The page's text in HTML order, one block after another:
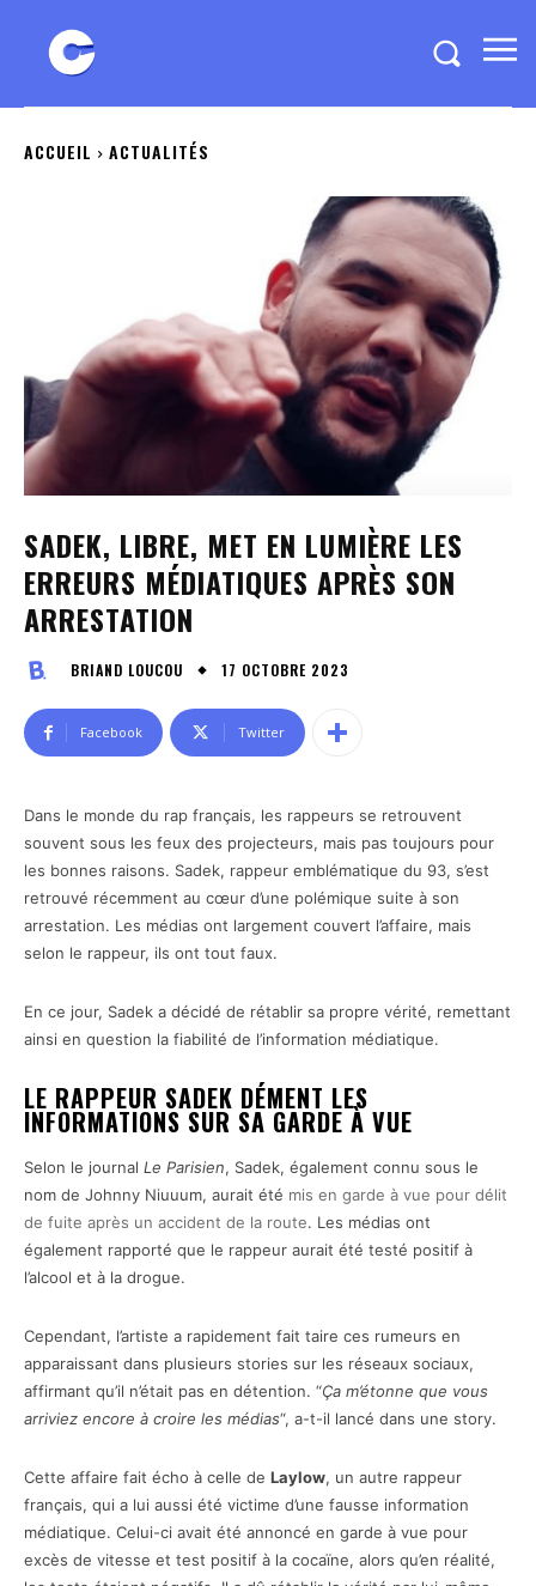
ACCUEIL ACTUALITÉS
SADEK, LIBRE, MET EN LUMIÈRE LES
ERREURS MÉDIATIQUES APRÈS SON
ARRESTATION
BRIAND LOUCOU 17 OCTOBRE 2023
Facebook Twitter
Dans le monde du rap français, les rappeurs se retrouvent
souvent sous les feux des projecteurs, mais pas toujours pour
les bonnes raisons. Sadek, rappeur emblématique du 93, s’est
retrouvé récemment au cœur d’une polémique suite à son
arrestation. Les médias ont largement couvert l’affaire, mais
selon le rappeur, ils ont tout faux.
En ce jour, Sadek a décidé de rétablir sa propre vérité, remettant
ainsi en question la fiabilité de l’information médiatique.
LE RAPPEUR SADEK DÉMENT LES
INFORMATIONS SUR SA GARDE À VUE
Selon le journal Le Parisien, Sadek, également connu sous le
nom de Johnny Niuuum, aurait été mis en garde à vue pour délit
de fuite après un accident de la route. Les médias ont
également rapporté que le rappeur aurait été testé positif à
l’alcool et à la drogue.
Cependant, l’artiste a rapidement fait taire ces rumeurs en
apparaissant dans plusieurs stories sur les réseaux sociaux,
affirmant qu’il n’était pas en détention. “Ça m’étonne que vous
arriviez encore à croire les médias“, a-t-il lancé dans une story.
Cette affaire fait écho à celle de Laylow, un autre rappeur
français, qui a lui aussi été victime d’une fausse information
médiatique. Celui-ci avait été annoncé en garde à vue pour
excès de vitesse et test positif à la cocaïne, alors qu’en réalité,